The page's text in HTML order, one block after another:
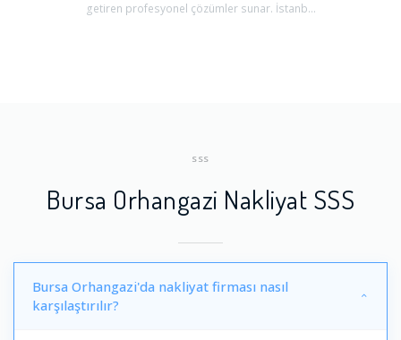
getiren profesyonel çözümler sunar. İstanb...
SSS
Bursa Orhangazi Nakliyat SSS
Bursa Orhangazi'da nakliyat firması nasıl
karşılaştırılır?